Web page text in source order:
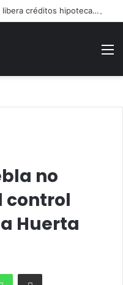
Sheinbaum entrega viviendas y libera créditos hipotecarios en Puebla
no
control
Huerta
WhatsAppShare via Email